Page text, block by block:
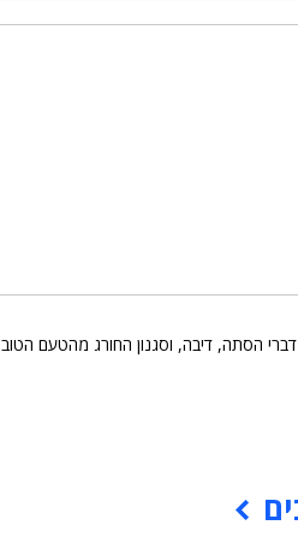
דברי הסתה, דיבה, וסגנון החורג מהטעם הטוב